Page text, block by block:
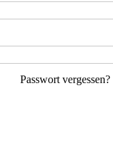
Passwort vergessen?